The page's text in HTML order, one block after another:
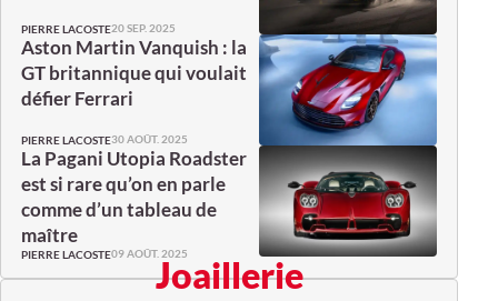
PIERRE LACOSTE20 SEP. 2025
Aston Martin Vanquish : la
GT britannique qui voulait
défier Ferrari
PIERRE LACOSTE30 AOÛT. 2025
La Pagani Utopia Roadster
est si rare qu’on en parle
comme d’un tableau de
maître
PIERRE LACOSTE09 AOÛT. 2025Joaillerie